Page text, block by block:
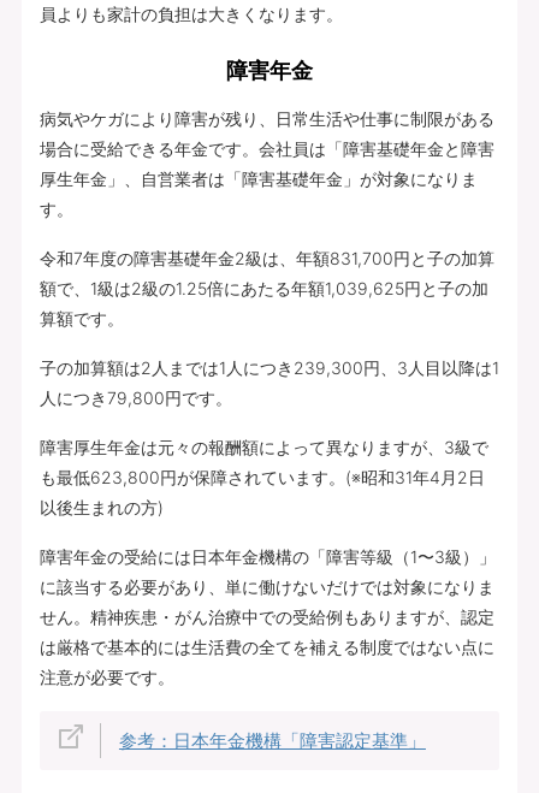
員よりも家計の負担は大きくなります。
障害年金
病気やケガにより障害が残り、日常生活や仕事に制限がある
場合に受給できる年金です。会社員は「障害基礎年金と障害
厚生年金」、自営業者は「障害基礎年金」が対象になりま
す。
令和7年度の障害基礎年金2級は、年額831,700円と子の加算
額で、1級は2級の1.25倍にあたる年額1,039,625円と子の加
算額です。
子の加算額は2人までは1人につき239,300円、3人目以降は1
人につき79,800円です。
障害厚生年金は元々の報酬額によって異なりますが、3級で
も最低623,800円が保障されています。(※昭和31年4月2日
以後生まれの方)
障害年金の受給には日本年金機構の「障害等級（1〜3級）」
に該当する必要があり、単に働けないだけでは対象になりま
せん。精神疾患・がん治療中での受給例もありますが、認定
は厳格で基本的には生活費の全てを補える制度ではない点に
注意が必要です。
参考：日本年金機構「障害認定基準」